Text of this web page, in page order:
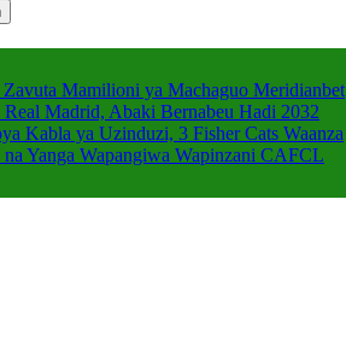
Mamilioni ya Machaguo Meridianbet
Madrid, Abaki Bernabeu Hadi 2032
Kabla ya Uzinduzi, 3 Fisher Cats Waanza
Yanga Wapangiwa Wapinzani CAFCL